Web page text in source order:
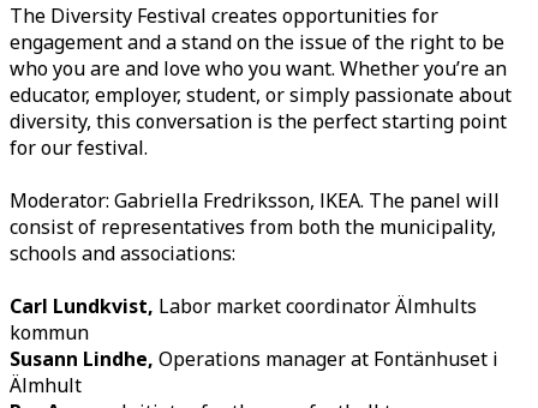
The Diversity Festival creates opportunities for
engagement and a stand on the issue of the right to be
who you are and love who you want. Whether you’re an
educator, employer, student, or simply passionate about
diversity, this conversation is the perfect starting point
for our festival.
Moderator: Gabriella Fredriksson, IKEA. The panel will
consist of representatives from both the municipality,
schools and associations:
Carl Lundkvist, Labor market coordinator Älmhults
kommun
Susann Lindhe, Operations manager at Fontänhuset i
Älmhult